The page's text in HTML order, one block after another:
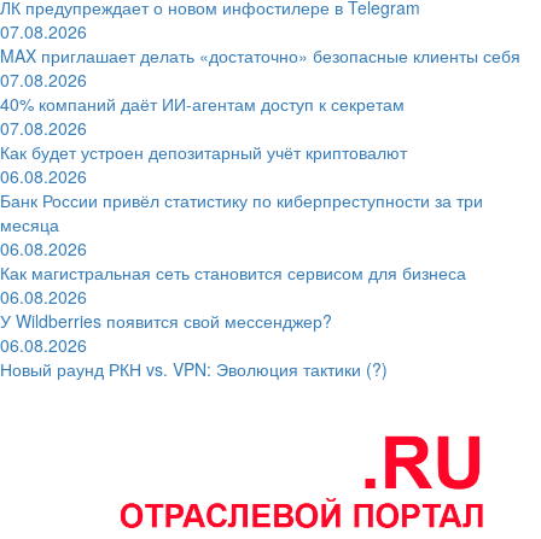
ЛК предупреждает о новом инфостилере в Telegram
07.08.2026
MAX приглашает делать «достаточно» безопасные клиенты себя
07.08.2026
40% компаний даёт ИИ‑агентам доступ к секретам
07.08.2026
Как будет устроен депозитарный учёт криптовалют
06.08.2026
Банк России привёл статистику по киберпреступности за три
месяца
06.08.2026
Как магистральная сеть становится сервисом для бизнеса
06.08.2026
У Wildberries появится свой мессенджер?
06.08.2026
Новый раунд РКН vs. VPN: Эволюция тактики (?)